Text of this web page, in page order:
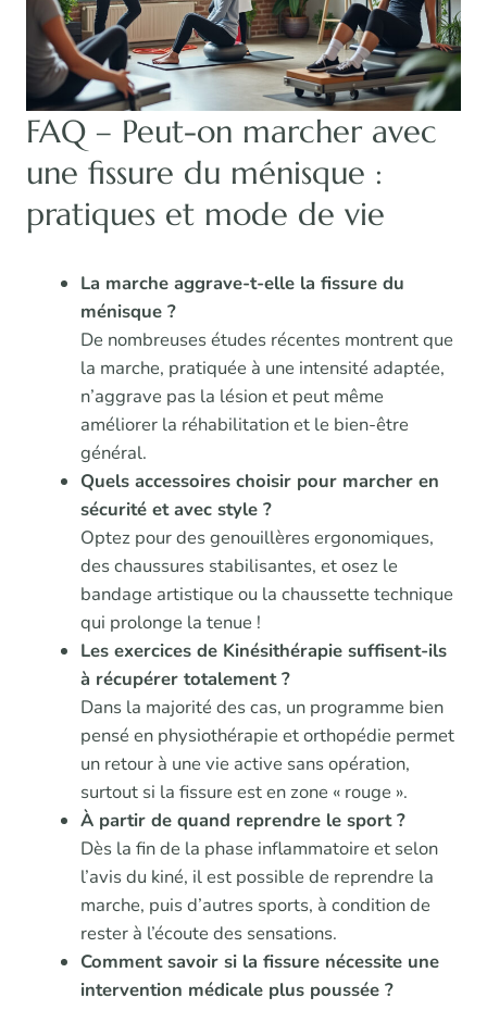
FAQ – Peut-on marcher avec
une fissure du ménisque :
pratiques et mode de vie
La marche aggrave-t-elle la fissure du
ménisque ?
De nombreuses études récentes montrent que
la marche, pratiquée à une intensité adaptée,
n’aggrave pas la lésion et peut même
améliorer la réhabilitation et le bien-être
général.
Quels accessoires choisir pour marcher en
sécurité et avec style ?
Optez pour des genouillères ergonomiques,
des chaussures stabilisantes, et osez le
bandage artistique ou la chaussette technique
qui prolonge la tenue !
Les exercices de Kinésithérapie suffisent-ils
à récupérer totalement ?
Dans la majorité des cas, un programme bien
pensé en physiothérapie et orthopédie permet
un retour à une vie active sans opération,
surtout si la fissure est en zone « rouge ».
À partir de quand reprendre le sport ?
Dès la fin de la phase inflammatoire et selon
l’avis du kiné, il est possible de reprendre la
marche, puis d’autres sports, à condition de
rester à l’écoute des sensations.
Comment savoir si la fissure nécessite une
intervention médicale plus poussée ?